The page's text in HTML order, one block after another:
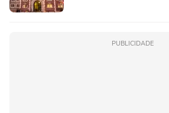
PUBLICIDADE